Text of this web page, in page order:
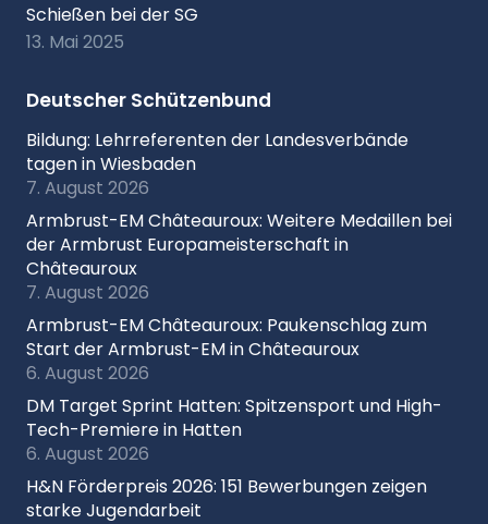
Schießen bei der SG
13. Mai 2025
Deutscher Schützenbund
Bildung: Lehrreferenten der Landesverbände
tagen in Wiesbaden
7. August 2026
Armbrust-EM Châteauroux: Weitere Medaillen bei
der Armbrust Europameisterschaft in
Châteauroux
7. August 2026
Armbrust-EM Châteauroux: Paukenschlag zum
Start der Armbrust-EM in Châteauroux
6. August 2026
DM Target Sprint Hatten: Spitzensport und High-
Tech-Premiere in Hatten
6. August 2026
H&N Förderpreis 2026: 151 Bewerbungen zeigen
starke Jugendarbeit